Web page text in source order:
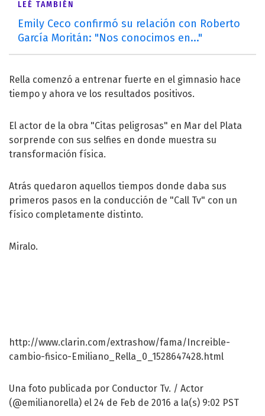
LEÉ TAMBIÉN
Emily Ceco confirmó su relación con Roberto
García Moritán: "Nos conocimos en..."
Rella comenzó a entrenar fuerte en el gimnasio hace
tiempo y ahora ve los resultados positivos.
El actor de la obra "Citas peligrosas" en Mar del Plata
sorprende con sus selfies en donde muestra su
transformación física.
Atrás quedaron aquellos tiempos donde daba sus
primeros pasos en la conducción de "Call Tv" con un
físico completamente distinto.
Miralo.
http://www.clarin.com/extrashow/fama/Increible-
cambio-fisico-Emiliano_Rella_0_1528647428.html
Una foto publicada por Conductor Tv. / Actor
(@emilianorella) el 24 de Feb de 2016 a la(s) 9:02 PST